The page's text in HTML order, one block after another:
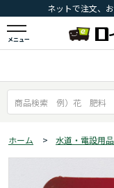
ネットで注文、
メニュー
ホーム > 水道・電設用品